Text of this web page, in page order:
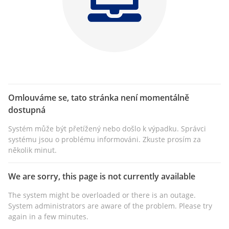
Omlouváme se, tato stránka není momentálně
dostupná
Systém může být přetížený nebo došlo k výpadku. Správci
systému jsou o problému informováni. Zkuste prosím za
několik minut.
We are sorry, this page is not currently available
The system might be overloaded or there is an outage.
System administrators are aware of the problem. Please try
again in a few minutes.